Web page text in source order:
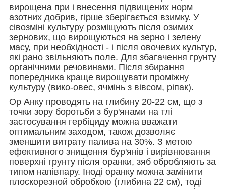
вирощена при і внесення підвищених норм
азотних добрив, гірше зберігається взимку. У
сівозміні культуру розміщують після озимих
зернових, що вирощуються на зерно і зелену
масу, при необхідності - і після овочевих культур,
які рано звільняють поле. Для збагачення грунту
органічними речовинами. Після збирання
попередника краще вирощувати проміжну
культуру (вико-овес, ячмінь з вівсом, ріпак).
Ор Анку проводять на глибину 20-22 см, що з
точки зору боротьби з бур'янами на тлі
застосування гербіциду можна вважати
оптимальним заходом, також дозволяє
зменшити витрату палива на 30%. З метою
ефективного знищення бур'янів і вирівнювання
поверхні грунту після оранки, зяб обробляють за
типом напівпару. Іноді оранку можна замінити
плоскорезной обробкою (глибина 22 см), тоді